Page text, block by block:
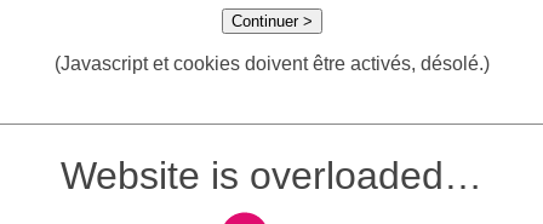
Continuer >
(Javascript et cookies doivent être activés, désolé.)
Website is overloaded…